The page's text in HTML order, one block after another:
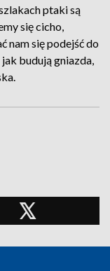
ptaki są
się cicho,
nam się podejść do
budują gniazda,